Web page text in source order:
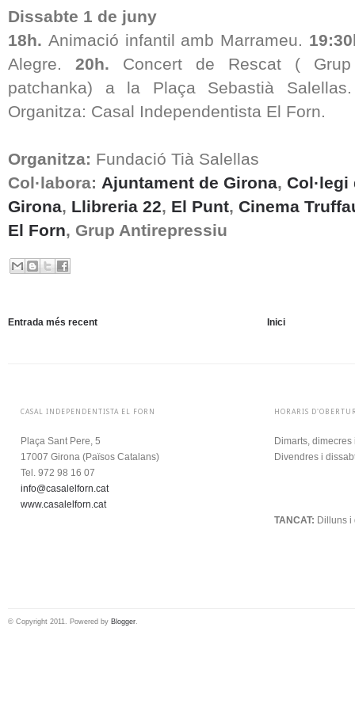
Dissabte 1 de juny
18h. Animació infantil amb Marrameu.
Alegre. 20h. Concert de Rescat (
patchanka) a la Plaça Sebastià
Organitza: Casal Independentista El Forn.
Organitza: Fundació Tià Salellas
Col·labora: Ajuntament de Girona, Col·legi
Girona, Llibreria 22, El Punt, Cinema
El Forn, Grup Antirepressiu
Entrada més recent Inici
HORARIS
Dimarts,
Divendres i
TANCAT: Dilluns i
CASAL INDEPENDENTISTA EL FORN
Plaça Sant Pere, 5
17007 Girona (Països Catalans)
Tel. 972 98 16 07
info@casalelforn.cat
www.casalelforn.cat
© Copyright 2011. Powered by Blogger.